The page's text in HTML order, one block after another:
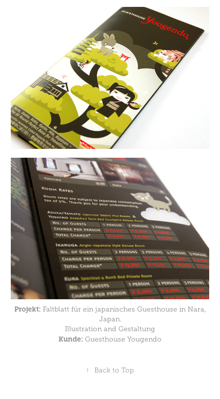
Projekt: Faltblatt für ein japanisches Guesthouse in Nara,
Japan.
Illustration and Gestaltung
Kunde: Guesthouse Yougendo
↑ Back to Top